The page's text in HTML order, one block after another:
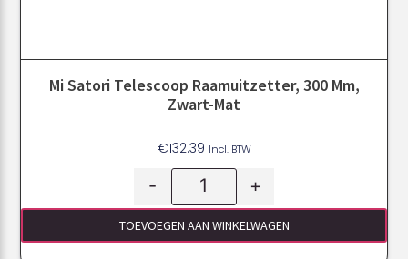
Mi Satori Telescoop Raamuitzetter, 300 Mm,
Zwart-Mat
€132.39 Incl. BTW
- +
TOEVOEGEN AAN WINKELWAGEN